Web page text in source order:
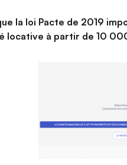
la loi Pacte de 2019
locative à partir de 10